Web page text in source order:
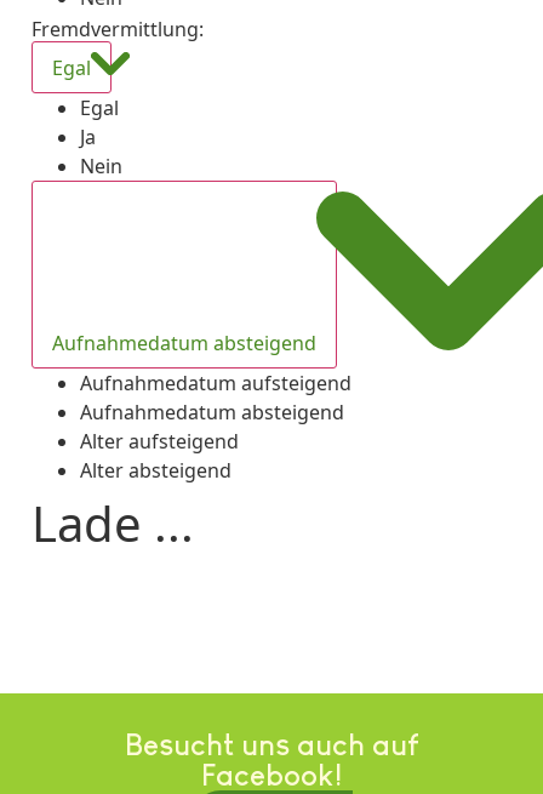
Fremdvermittlung:
Egal
Egal
Ja
Nein
Aufnahmedatum absteigend
Aufnahmedatum aufsteigend
Aufnahmedatum absteigend
Alter aufsteigend
Alter absteigend
Lade ...
Besucht uns auch auf
Facebook!